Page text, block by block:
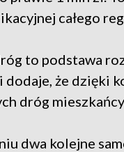
całego
to podstawa
że dzięki
dróg
dwa kolejne